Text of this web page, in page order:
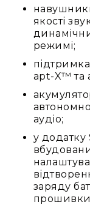
якості
режимі;
apt-X™ та
аудіо;
у додатку
заряду